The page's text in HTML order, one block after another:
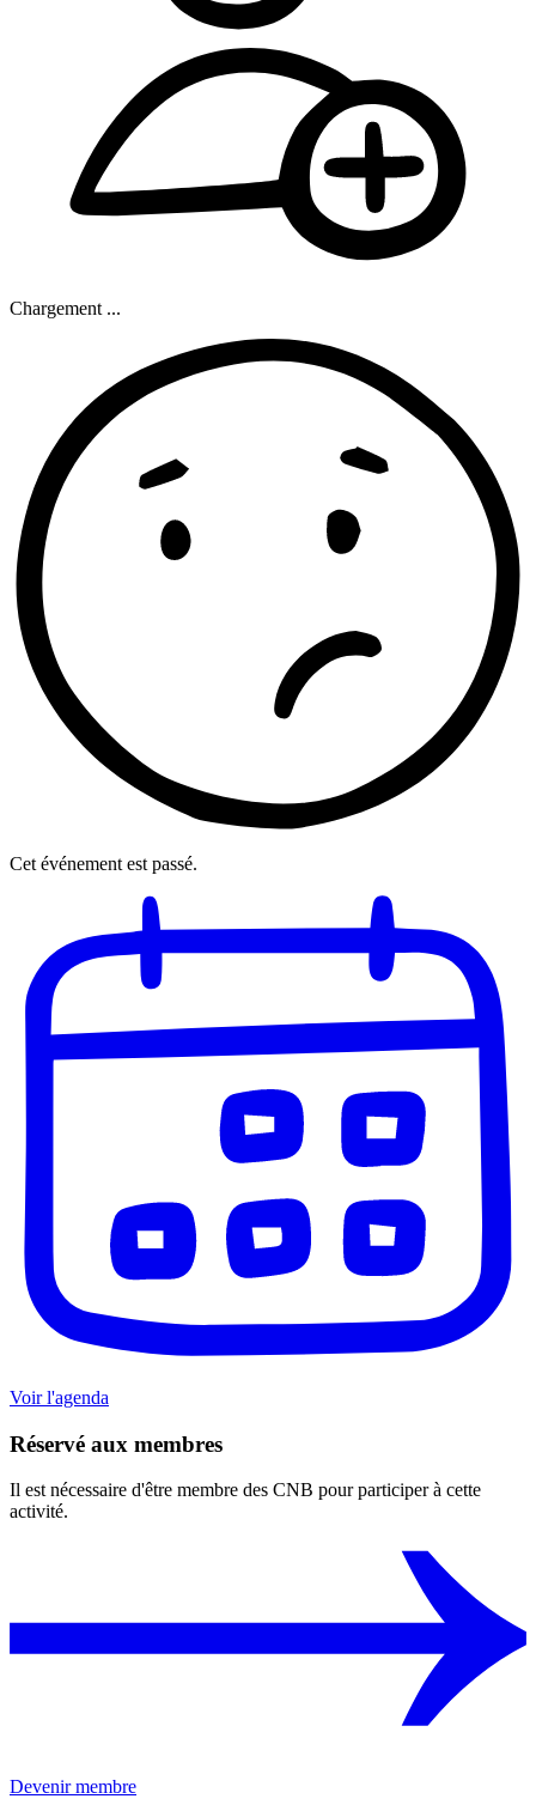
Chargement ...
Cet événement est passé.
Voir l'agenda
Réservé aux membres
Il est nécessaire d'être membre des CNB pour participer à cette
activité.
Devenir membre